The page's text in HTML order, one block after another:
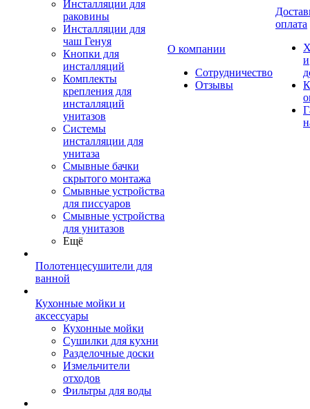
Инсталляции для
раковины
Инсталляции для
чаш Генуя
Кнопки для
инсталляций
Комплекты
крепления для
инсталляций
унитазов
Системы
инсталляции для
унитаза
Смывные бачки
скрытого монтажа
Смывные устройства
для писсуаров
Смывные устройства
для унитазов
Ещё
Полотенцесушители для
ванной
Кухонные мойки и
аксессуары
Кухонные мойки
Сушилки для кухни
Разделочные доски
Измельчители
отходов
Фильтры для воды
О компании
Сотрудничество
Отзывы
оплата
и